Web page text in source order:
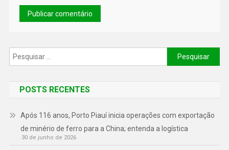
POSTS RECENTES
Após 116 anos, Porto Piauí inicia operações com exportação
de minério de ferro para a China; entenda a logística
30 de junho de 2026